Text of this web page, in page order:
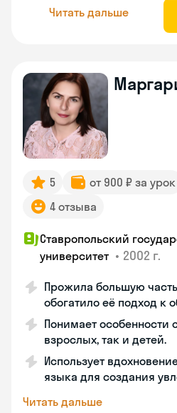
Читать дальше
5 от 900 ₽ за урок
4 отзыва
Ставропольский
университет • 2002 г.
Прожила большую
обогатило её подход к
Понимает особенности
взрослых, так и детей.
Использует
языка для создания
Читать дальше